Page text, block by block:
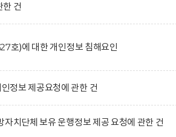
한 건
호)에 대한 개인정보 침해요인
정보 제공요청에 관한 건
치단체 보유 운행정보 제공 요청에 관한 건